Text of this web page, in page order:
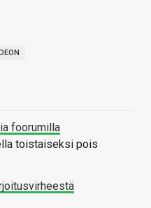
foorumilla
toistaiseksi pois